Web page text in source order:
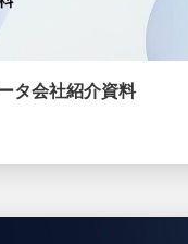
タ会社紹介資料